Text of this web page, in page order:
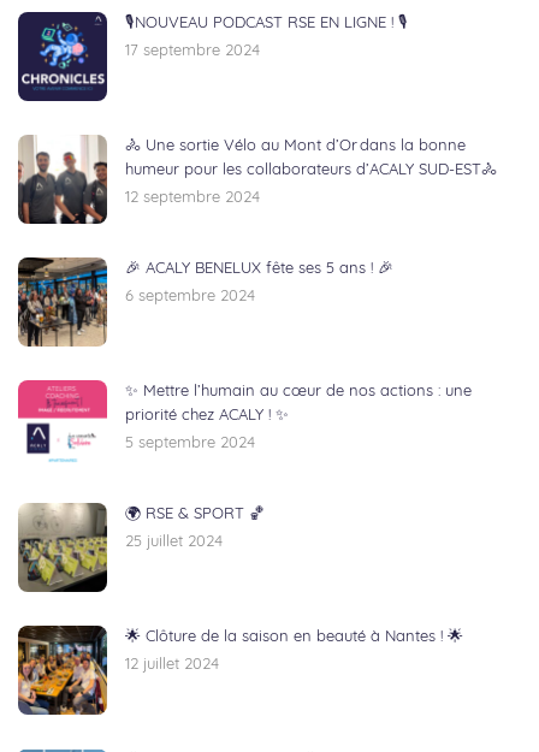
🎙NOUVEAU PODCAST RSE EN LIGNE ! 🎙
17 septembre 2024
🚴 Une sortie Vélo au Mont d’Or dans la bonne
humeur pour les collaborateurs d’ACALY SUD-EST🚴
12 septembre 2024
🎉 ACALY BENELUX fête ses 5 ans ! 🎉
6 septembre 2024
✨ Mettre l’humain au cœur de nos actions : une
priorité chez ACALY ! ✨
5 septembre 2024
🌍 RSE & SPORT 🏀
25 juillet 2024
🌟 Clôture de la saison en beauté à Nantes ! 🌟
12 juillet 2024